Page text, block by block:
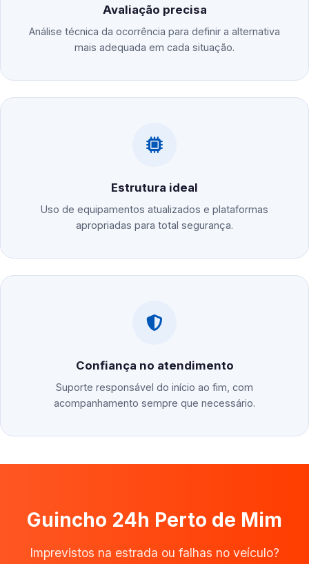
Avaliação precisa
Análise técnica da ocorrência para definir a alternativa
mais adequada em cada situação.
Estrutura ideal
Uso de equipamentos atualizados e plataformas
apropriadas para total segurança.
Confiança no atendimento
Suporte responsável do início ao fim, com
acompanhamento sempre que necessário.
Guincho 24h Perto de Mim
Imprevistos na estrada ou falhas no veículo?